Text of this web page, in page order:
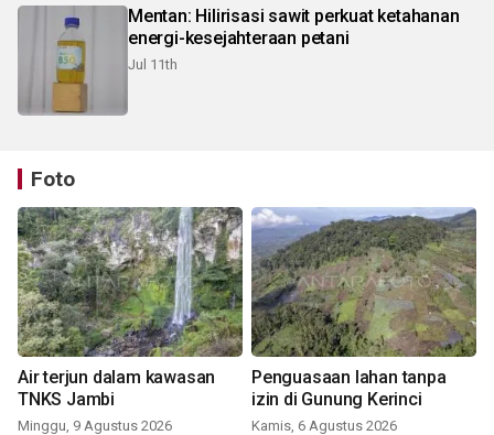
Mentan: Hilirisasi sawit perkuat ketahanan
energi-kesejahteraan petani
Jul 11th
Foto
Air terjun dalam kawasan
TNKS Jambi
Minggu, 9 Agustus 2026
Penguasaan lahan tanpa
izin di Gunung Kerinci
Kamis, 6 Agustus 2026